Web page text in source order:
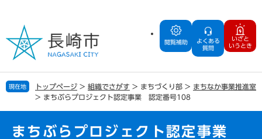
の
で
す
ー
ば
し
閲覧補助
よくある
質問
いざと
いうとき
現在地 トップページ > 組織でさがす > まちづくり部 > まちなか事業推進室
> まちぶらプロジェクト認定事業 認定番号108
まちぶらプロジェクト認定事業